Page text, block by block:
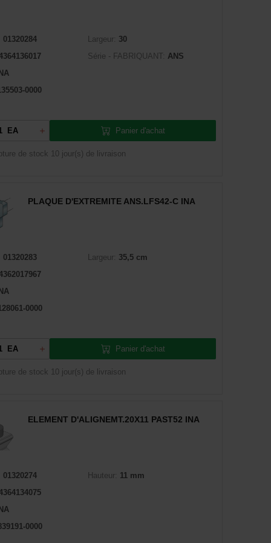
01320284
INA
0000
Largeur: 30
Série - FABRIQUANT: ANS
EA Panier d'achat
de stock 10 jour(s) de livraison
PLAQUE D'EXTREMITE ANS.LFS42-C INA
01320283
INA
0000
Largeur: 35,5 cm
EA Panier d'achat
de stock 10 jour(s) de livraison
ELEMENT D'ALIGNEMT.20X11 PAST52 INA
01320274
INA
0000
Hauteur: 11 mm